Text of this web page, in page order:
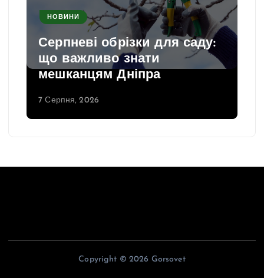
НОВИНИ
Серпневі обрізки для саду:
що важливо знати
мешканцям Дніпра
7 Серпня, 2026
Copyright © 2026 Gorsovet